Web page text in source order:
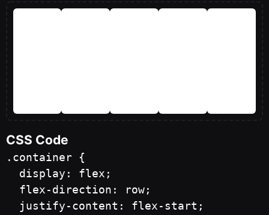
CSS Code
.container {
  display: flex;
  flex-direction: row;
  justify-content: flex-start;